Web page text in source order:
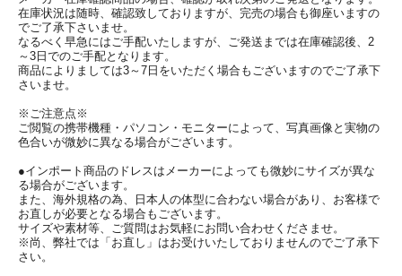
在庫状況は随時、確認致しておりますが、完売の場合も御座いますの
でご了承下さいませ。
なるべく早急にはご手配いたしますが、ご発送までは在庫確認後、2
～3日でのご手配となります。
商品によりましては3～7日をいただく場合もございますのでご了承下
さいませ。
※ご注意点※
ご閲覧の携帯機種・パソコン・モニターによって、写真画像と実物の
色合いが微妙に異なる場合がございます。
●インポート商品のドレスはメーカーによっても微妙にサイズが異な
る場合がございます。
また、海外規格の為、日本人の体型に合わない場合があり、お客様で
お直しが必要となる場合もございます。
サイズや素材等、ご質問はお気軽にお問い合わせくださませ。
※尚、弊社では「お直し」はお受けいたしておりませんのでご了承下
さい。